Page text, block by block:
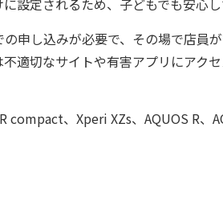
設定されるため、子どもでも安心し
申し込みが必要で、その場で店員
適切なサイトや有害アプリにアク
compact、Xperi XZs、AQUOS R、